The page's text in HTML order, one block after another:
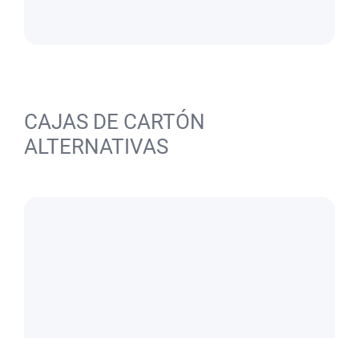
CAJAS DE CARTÓN
ALTERNATIVAS